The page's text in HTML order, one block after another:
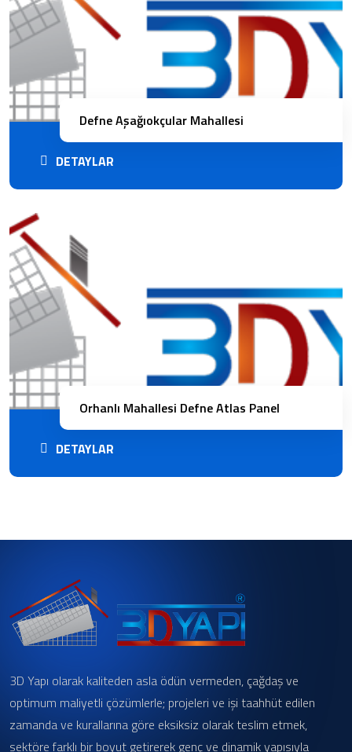
DETAYLAR
Defne Aşağıokçular Mahallesi
DETAYLAR
Orhanlı Mahallesi Defne Atlas Panel
3D Yapı olarak kaliteden asla ödün vermeden, çağdaş ve
optimum maliyetli çözümlerle; projeleri ve işi taahhüt edilen
zamanda ve kurallarına göre eksiksiz olarak teslim etmek,
sektöre farklı bir boyut getirerek genç ve dinamik yapısıyla